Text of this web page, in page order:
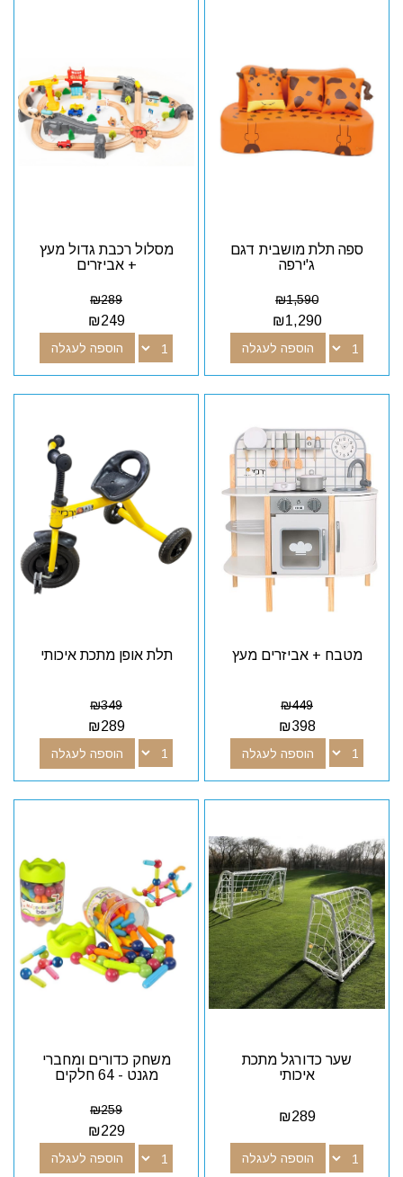
ספה תלת מושבית דגם
ג'ירפה
₪1,590
₪1,290
הוספה לעגלה
מסלול רכבת גדול מעץ
+ אביזרים
₪289
₪249
הוספה לעגלה
מטבח + אביזרים מעץ
₪449
₪398
הוספה לעגלה
תלת אופן מתכת איכותי
₪349
₪289
הוספה לעגלה
שער כדורגל מתכת
איכותי
₪289
הוספה לעגלה
משחק כדורים ומחברי
מגנט - 64 חלקים
₪259
₪229
הוספה לעגלה